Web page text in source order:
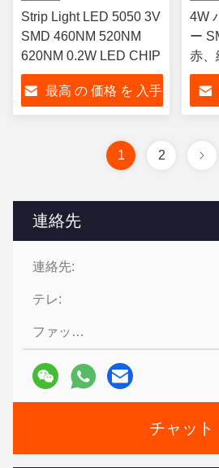
連絡先
連絡先:
テレ:
ファックス:
チャット
Strip Light LED 5050 3V
SMD 460NM 520NM
620NM 0.2W LED CHIP
最高 の 価格 を 入手
4W
ー
赤、
1 2